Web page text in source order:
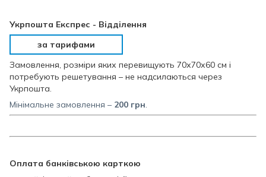
Укрпошта Експрес - Відділення
за тарифами
Замовлення, розміри яких перевищують 70х70х60 см і
потребують решетування – не надсилаються через
Укрпошта.
Мінімальне замовлення – 200 грн
Оплата банківською карткою